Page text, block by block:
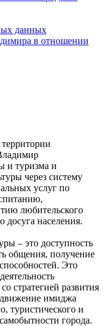
данных
в отношении
и туризма и
через систему
услуг по
любительского
досуга населения.
– это доступность
общения, получение
Это
стратегией развития
имиджа
туристического и
города.